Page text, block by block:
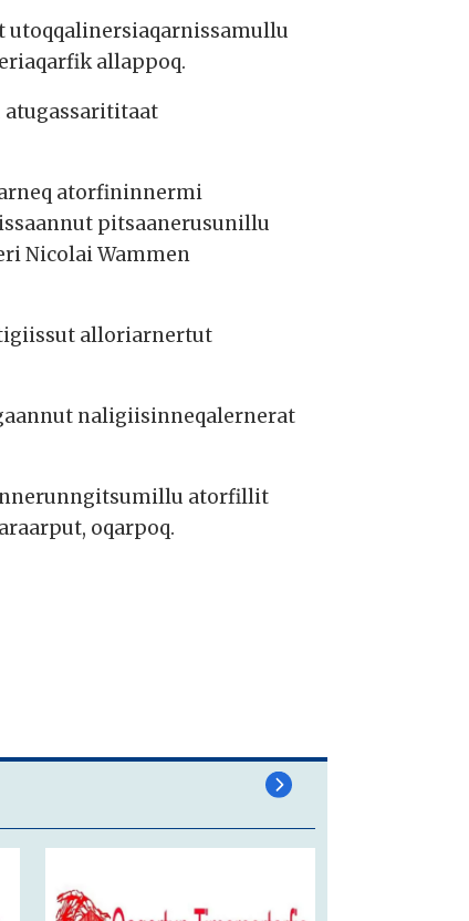
allappoq.
atorfininnermi
pitsaanerusunillu
Nicolai Wammen
alloriarnertut
naligiisinneqalernerat
atorfillit
oqarpoq.